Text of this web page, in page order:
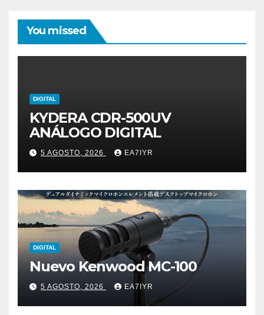
You missed
DIGITAL
KYDERA CDR-500UV
ANÁLOGO DIGITAL
5 AGOSTO, 2026 EA7IYR
DIGITAL
Nuevo Kenwood MC-100
5 AGOSTO, 2026 EA7IYR